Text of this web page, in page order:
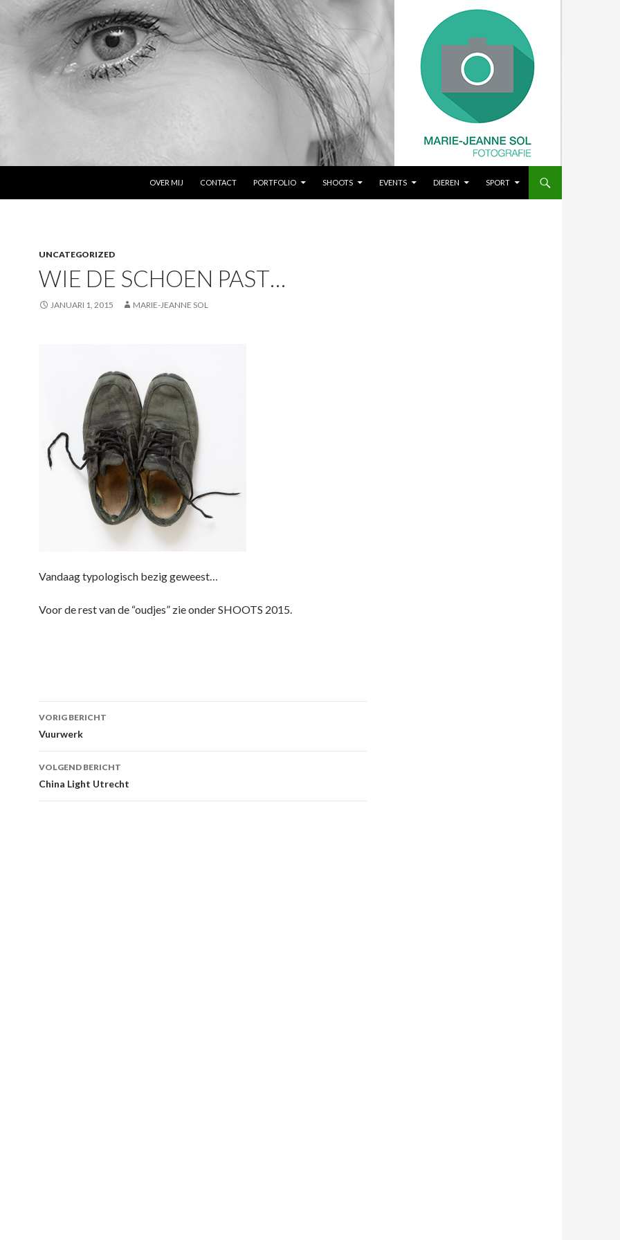
OVER MIJ
CONTACT PORTFOLIO SHOOTS EVENTS DIEREN SPORT
UNCATEGORIZED
WIE DE SCHOEN PAST…
JANUARI 1, 2015 MARIE-JEANNE SOL
Vandaag typologisch bezig geweest…
Voor de rest van de “oudjes” zie onder SHOOTS 2015.
Berichtnavigatie
VORIG BERICHT
Vuurwerk
VOLGEND BERICHT
China Light Utrecht